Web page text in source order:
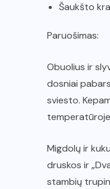
Šaukšto
Paruošimas:
Obuolius ir
dosniai
sviesto.
Migdolų ir
druskos ir
stambių